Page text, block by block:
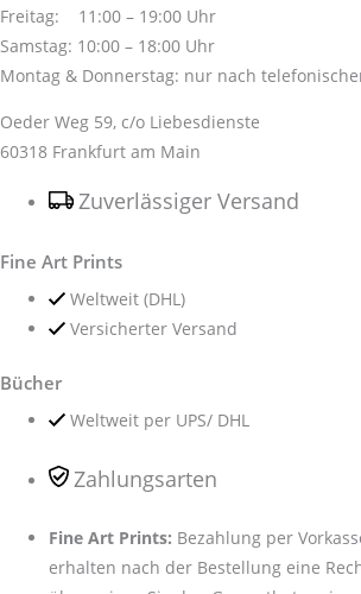
Freitag: 11:00 – 19:00 Uhr
Samstag: 10:00 – 18:00 Uhr
Montag & Donnerstag: nur nach
Oeder Weg 59, c/o Liebesdienste
60318 Frankfurt am Main
Zuverlässiger Versand
Fine Art Prints
Weltweit (DHL)
Versicherter Versand
Bücher
Weltweit per UPS/ DHL
Zahlungsarten
Fine Art Prints: Bezahlung per
erhalten nach der Bestellung eine